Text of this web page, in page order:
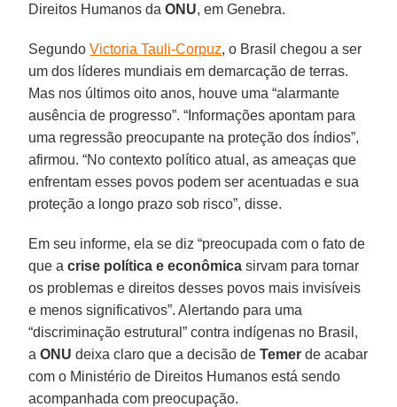
Direitos Humanos daONU, em Genebra.
SegundoVictoria Tauli-Corpuz, o Brasil chegou a ser
um dos líderes mundiais em demarcação de terras.
Mas nos últimos oito anos, houve uma “alarmante
ausência de progresso”. “Informações apontam para
uma regressão preocupante na proteção dos índios”,
afirmou. “No contexto político atual, as ameaças que
enfrentam esses povos podem ser acentuadas e sua
proteção a longo prazo sob risco”, disse.
Em seu informe, ela se diz “preocupada com o fato de
que acrise política e econômica sirvam para tornar
os problemas e direitos desses povos mais invisíveis
e menos significativos”. Alertando para uma
“discriminação estrutural” contra indígenas no Brasil,
aONU deixa claro que a decisão deTemer de acabar
com o Ministério de Direitos Humanos está sendo
acompanhada com preocupação.